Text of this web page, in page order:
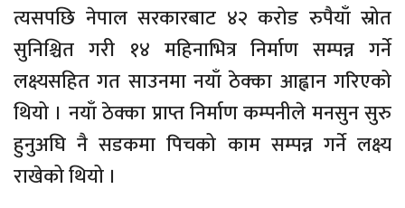
त्यसपछि नेपाल सरकारबाट ४२ करोड रुपैयाँ स्रोत
सुनिश्चित गरी १४ महिनाभित्र निर्माण सम्पन्न गर्ने
लक्ष्यसहित गत साउनमा नयाँ ठेक्का आह्वान गरिएको
थियो । नयाँ ठेक्का प्राप्त निर्माण कम्पनीले मनसुन सुरु
हुनुअघि नै सडकमा पिचको काम सम्पन्न गर्ने लक्ष्य
राखेको थियो ।